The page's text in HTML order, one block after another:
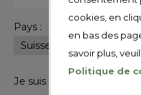
Pays :
Je suis membre des
cookies, en
en bas des
savoir plus,
Politique de